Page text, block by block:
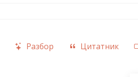
Разбор Цитатник